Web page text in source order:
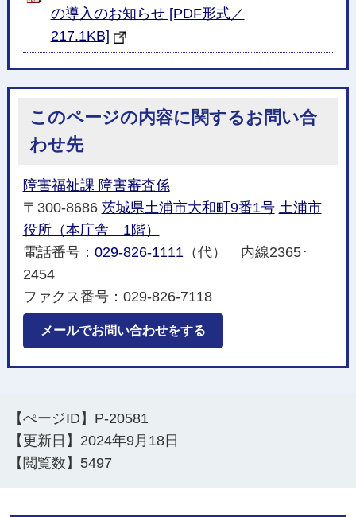
の導入のお知らせ [PDF形式／
217.1KB]
このページの内容に関するお問い合
わせ先
障害福祉課 障害審査係
〒300-8686 茨城県土浦市大和町9番1号 土浦市
役所（本庁舎 1階）
電話番号： 029-826-1111（代） 内線2365･
2454
ファクス番号：029-826-7118
メールでお問い合わせをする
【ぺージID】 P-20581
【更新日】 2024年9月18日
【閲覧数】 5497